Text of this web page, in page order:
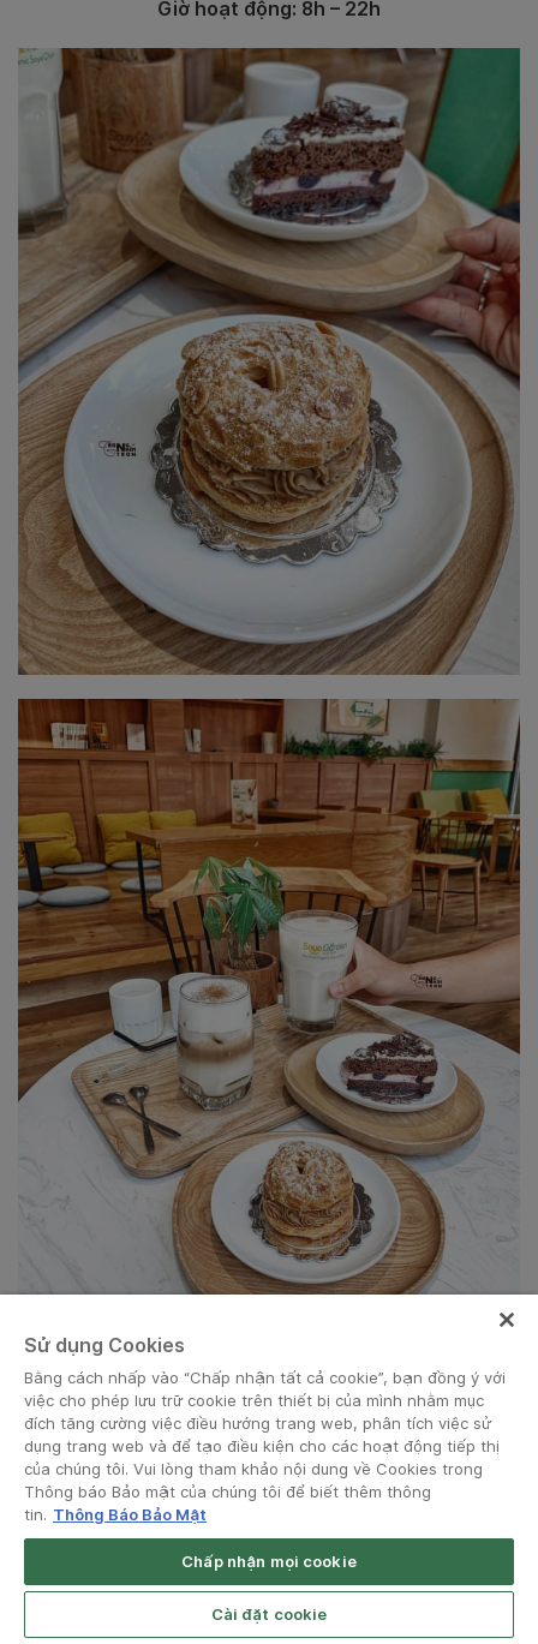
Giờ hoạt động: 8h – 22h
Nguồn ảnh: @trangnhimtron
10. Feeling Tea
Đúng như cái tên “Feeling Tea” – Trà sữa của cảm xúc, của
những rung động vị giác đầy hứng khởi và tràn đầy sức
Sử dụng Cookies
Bằng cách nhấp vào “Chấp nhận tất cả cookie”, bạn đồng ý với
việc cho phép lưu trữ cookie trên thiết bị của mình nhằm mục
đích tăng cường việc điều hướng trang web, phân tích việc sử
dụng trang web và để tạo điều kiện cho các hoạt động tiếp thị
của chúng tôi. Vui lòng tham khảo nội dung về Cookies trong
Thông báo Bảo mật của chúng tôi để biết thêm thông
tin. Thông Báo Bảo Mật
Chấp nhận mọi cookie
Cài đặt cookie